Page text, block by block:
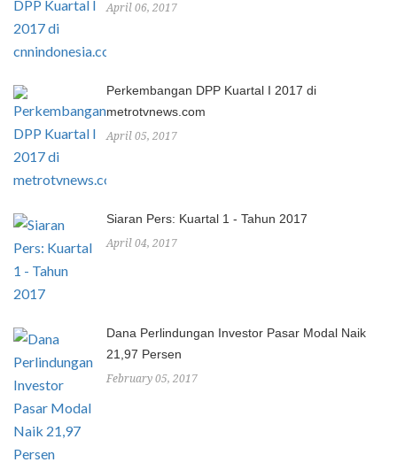
April 06, 2017
Perkembangan DPP Kuartal I 2017 di
metrotvnews.com
April 05, 2017
Siaran Pers: Kuartal 1 - Tahun 2017
April 04, 2017
Dana Perlindungan Investor Pasar Modal Naik
21,97 Persen
February 05, 2017